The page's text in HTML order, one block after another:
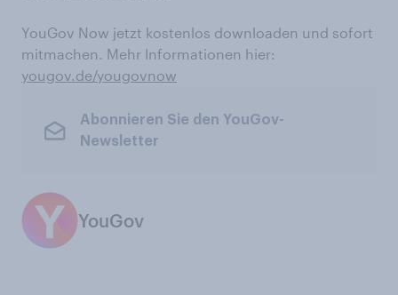
YouGov Now jetzt kostenlos downloaden und sofort
mitmachen. Mehr Informationen hier:
yougov.de/yougovnow
Abonnieren Sie den YouGov-
Newsletter
YouGov